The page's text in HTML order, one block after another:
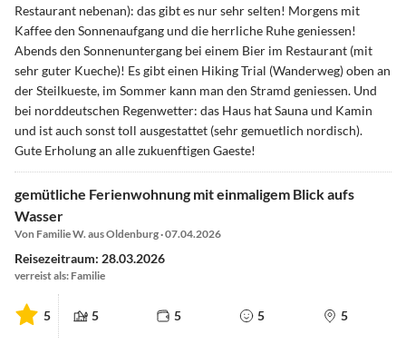
Restaurant nebenan): das gibt es nur sehr selten! Morgens mit
Kaffee den Sonnenaufgang und die herrliche Ruhe geniessen!
Abends den Sonnenuntergang bei einem Bier im Restaurant (mit
sehr guter Kueche)! Es gibt einen Hiking Trial (Wanderweg) oben an
der Steilkueste, im Sommer kann man den Stramd geniessen. Und
bei norddeutschen Regenwetter: das Haus hat Sauna und Kamin
und ist auch sonst toll ausgestattet (sehr gemuetlich nordisch).
Gute Erholung an alle zukuenftigen Gaeste!
gemütliche Ferienwohnung mit einmaligem Blick aufs
Wasser
Von Familie W. aus Oldenburg · 07.04.2026
Reisezeitraum: 28.03.2026
verreist als: Familie
5 5 5 5 5